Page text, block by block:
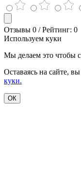
Отзывы 0 / Рейтинг: 0
Используем куки
Мы делаем это чтобы
Оставаясь на сайте,
куки.
ОК